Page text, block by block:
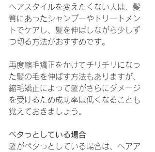
ヘアスタイルを変えたくない人は、髪
質にあったシャンプーやトリートメン
トでケアし、髪を伸ばしながら少しず
つ切る方法がおすすめです。
再度縮毛矯正をかけてチリチリになっ
た髪の毛を伸ばす方法もありますが、
縮毛矯正によって髪がさらにダメージ
を受けるため成功率は低くなることも
覚えておきましょう。
ペタっとしている場合
髪がペタっとしている場合は、ヘアア